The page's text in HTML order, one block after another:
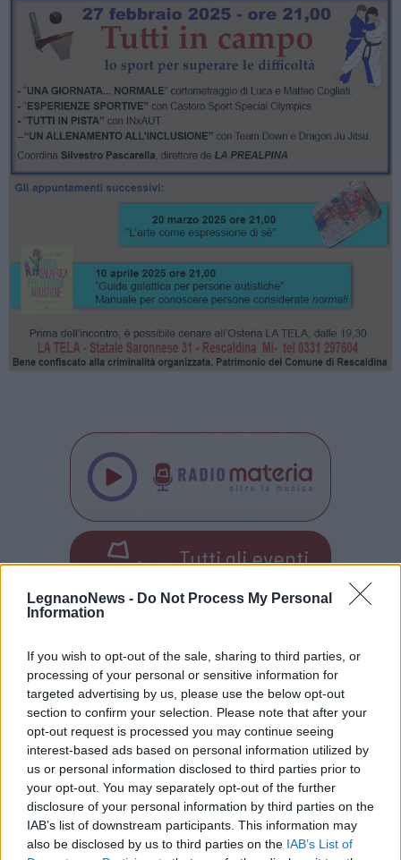
LegnanoNews - Do Not Process My Personal
Information
If you wish to opt-out of the sale, sharing to third parties, or
processing of your personal or sensitive information for
targeted advertising by us, please use the below opt-out
section to confirm your selection. Please note that after your
opt-out request is processed you may continue seeing
interest-based ads based on personal information utilized by
us or personal information disclosed to third parties prior to
your opt-out. You may separately opt-out of the further
disclosure of your personal information by third parties on the
IAB’s list of downstream participants. This information may
also be disclosed by us to third parties on the IAB’s List of
Via Confalonieri, 5
Castronno
Tutti gli eventi
diagosto
Redazione
info@legnanonews.com
Noi della redazione di LegnanoNews abbiamo a cuore
l'informazione del nostro territorio e cerchiamo di essere
sempre in prima linea per informarvi in modo puntuale.
PIÙ INFORMAZIONI SU
osteria la tela
weeekend rescaldina